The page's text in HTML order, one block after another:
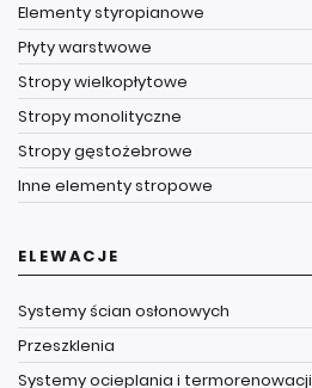
Elementy styropianowe
Płyty warstwowe
Stropy wielkopłytowe
Stropy monolityczne
Stropy gęstożebrowe
Inne elementy stropowe
ELEWACJE
Systemy ścian osłonowych
Przeszklenia
Systemy ocieplania i termorenowacji